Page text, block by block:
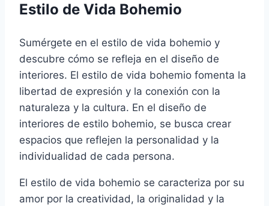
Estilo de Vida Bohemio
Sumérgete en el estilo de vida bohemio y
descubre cómo se refleja en el diseño de
interiores. El estilo de vida bohemio fomenta la
libertad de expresión y la conexión con la
naturaleza y la cultura. En el diseño de
interiores de estilo bohemio, se busca crear
espacios que reflejen la personalidad y la
individualidad de cada persona.
El estilo de vida bohemio se caracteriza por su
amor por la creatividad, la originalidad y la